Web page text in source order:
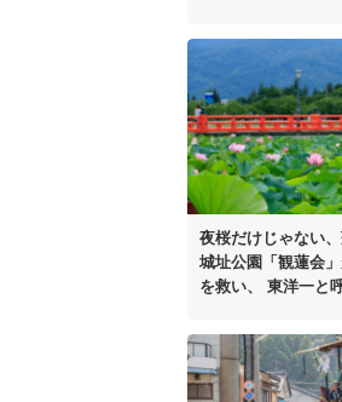
夜桜だけじゃない、
城址公園「観蓮会
を救い、
東洋一と